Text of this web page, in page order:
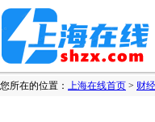
您所在的位置： 上海在线首页 > 财